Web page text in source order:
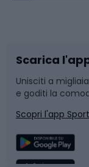
Bushcraft
Corsa
Sport di
Slitte e slittini
Snowboard
Camminata
Scarica
Unisciti a
e goditi la
Scopri l'app